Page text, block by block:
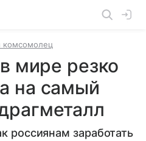
комсомолец
мире резко
на самый
россиянам заработать